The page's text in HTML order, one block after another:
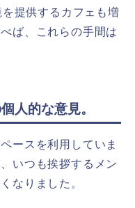
提供するカフェも増
ば、これらの手間は
人的な意見。
ースを利用していま
いつも挨拶するメン
なりました。